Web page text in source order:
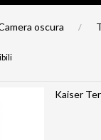
oscura
Kaiser